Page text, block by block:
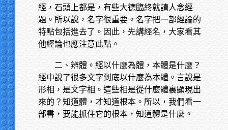
經，石頭上都是，有些大德臨終就請人念經
題。所以說，名字很重要。名字把一部經論的
特點包括進去了。因此，先講經名，大家看其
他經論也應注意此點。
二、辨體。經以什麼為體，本體是什麼？
經中說了很多文字到底以什麼為本體。言說是
形相，是文字相。這些相是從什麼體裏顯現出
來的？知道體，才知道根本。所以，我們看一
部書，要能抓住它的根本，知道體是什麼。